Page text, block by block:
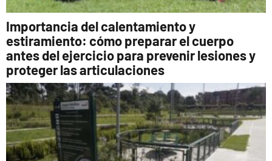
Importancia del calentamiento y
estiramiento: cómo preparar el cuerpo
antes del ejercicio para prevenir lesiones y
proteger las articulaciones